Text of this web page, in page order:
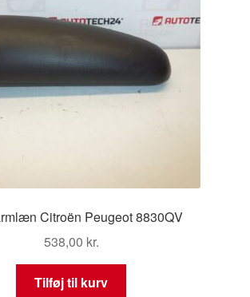
Citroën Peugeot 8830QV
538,00 kr.
Tilføj til kurv